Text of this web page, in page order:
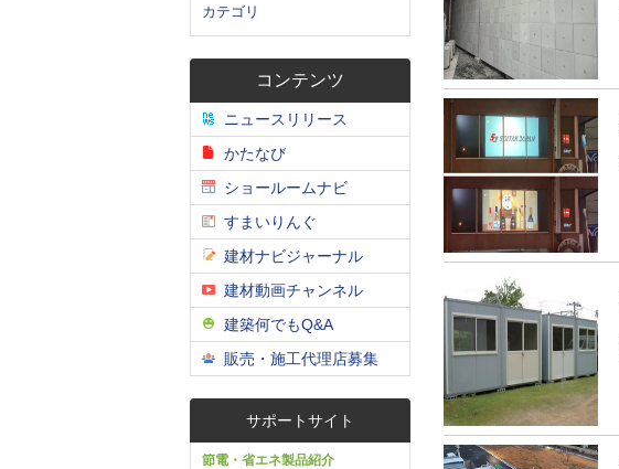
カテゴリ
コンテンツ
ニュースリリース
かたなび
ショールームナビ
すまいりんぐ
建材ナビジャーナル
建材動画チャンネル
建築何でもQ&A
販売・施工代理店募集
サポートサイト
節電・省エネ製品紹介